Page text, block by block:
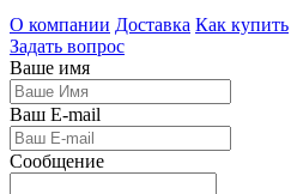
О компании Доставка Как купить
Задать вопрос
Ваше имя
Ваш E-mail
Сообщение